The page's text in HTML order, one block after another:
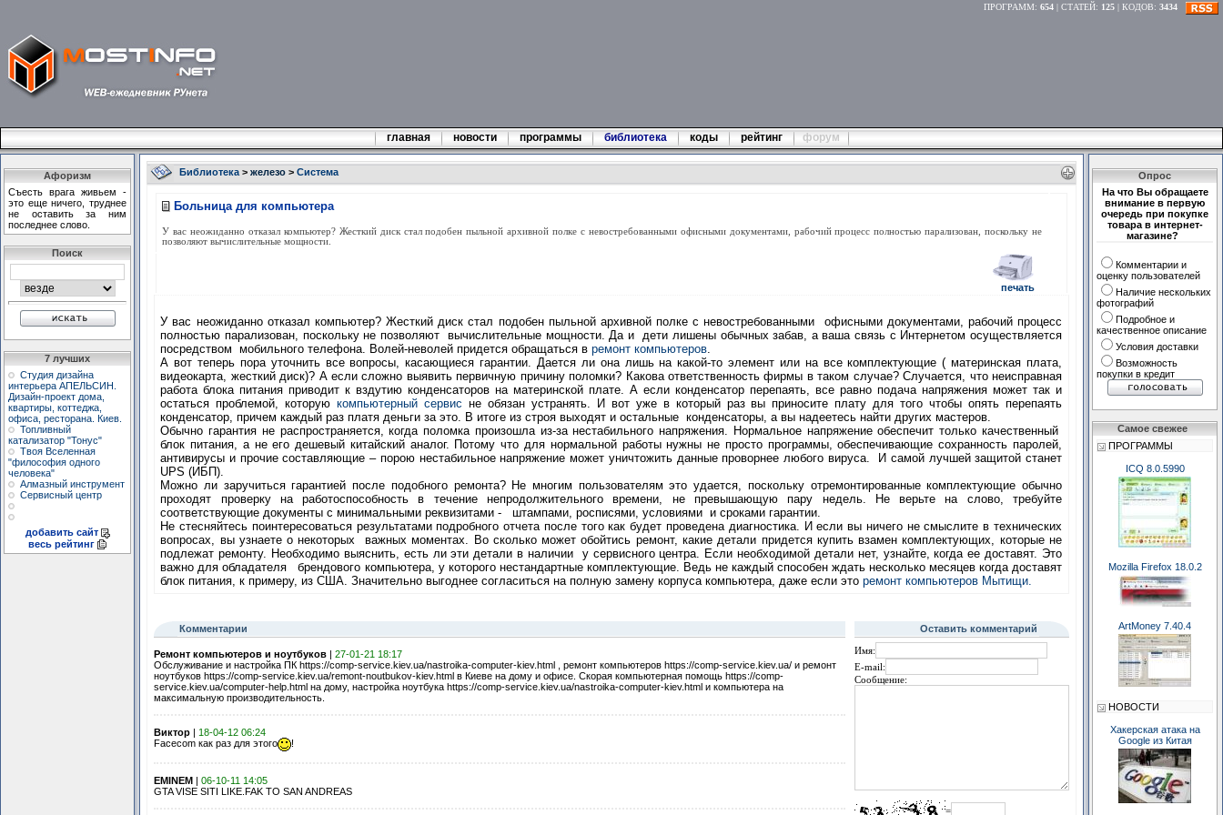
ПРОГРАММ: 654 | СТАТЕЙ: 125 | КОДОВ: 3434
главная новости программы библиотека коды рейтинг форум
Афоризм
Съесть врага живьем -
это еще ничего, труднее
не оставить за ним
последнее слово.
Поиск
7 лучших
Студия дизайна
интерьера АПЕЛЬСИН.
Дизайн-проект дома,
квартиры, коттеджа,
офиса, ресторана. Киев.
Топливный
катализатор "Тонус"
Твоя Вселенная
"философия одного
человека"
Алмазный инструмент
Сервисный центр
добавить сайт
весь рейтинг
Библиотека> железо> Система
Больница для компьютера
У вас неожиданно отказал компьютер? Жесткий диск стал подобен пыльной архивной полке с невостребованными офисными документами, рабочий процесс полностью парализован, поскольку не
позволяют вычислительные мощности.
печать
У вас неожиданно отказал компьютер? Жесткий диск стал подобен пыльной архивной полке с невостребованными офисными документами, рабочий процесс
полностью парализован, поскольку не позволяют вычислительные мощности. Да и дети лишены обычных забав, а ваша связь с Интернетом осуществляется
посредством мобильного телефона. Волей-неволей придется обращаться времонт компьютеров.
А вот теперь пора уточнить все вопросы, касающиеся гарантии. Дается ли она лишь на какой-то элемент или на все комплектующие ( материнская плата,
видеокарта, жесткий диск)? А если сложно выявить первичную причину поломки? Какова ответственность фирмы в таком случае? Случается, что неисправная
работа блока питания приводит к вздутию конденсаторов на материнской плате. А если конденсатор перепаять, все равно подача напряжения может так и
остаться проблемой, которуюкомпьютерный сервис не обязан устранять. И вот уже в который раз вы приносите плату для того чтобы опять перепаять
конденсатор, причем каждый раз платя деньги за это. В итоге из строя выходят и остальные конденсаторы, а вы надеетесь найти других мастеров.
Обычно гарантия не распространяется, когда поломка произошла из-за нестабильного напряжения. Нормальное напряжение обеспечит только качественный
блок питания, а не его дешевый китайский аналог. Потому что для нормальной работы нужны не просто программы, обеспечивающие сохранность паролей,
антивирусы и прочие составляющие – порою нестабильное напряжение может уничтожить данные проворнее любого вируса. И самой лучшей защитой станет
UPS (ИБП).
Можно ли заручиться гарантией после подобного ремонта? Не многим пользователям это удается, поскольку отремонтированные комплектующие обычно
проходят проверку на работоспособность в течение непродолжительного времени, не превышающую пару недель. Не верьте на слово, требуйте
соответствующие документы с минимальными реквизитами - штампами, росписями, условиями и сроками гарантии.
Не стесняйтесь поинтересоваться результатами подробного отчета после того как будет проведена диагностика. И если вы ничего не смыслите в технических
вопросах, вы узнаете о некоторых важных моментах. Во сколько может обойтись ремонт, какие детали придется купить взамен комплектующих, которые не
подлежат ремонту. Необходимо выяснить, есть ли эти детали в наличии у сервисного центра. Если необходимой детали нет, узнайте, когда ее доставят. Это
важно для обладателя брендового компьютера, у которого нестандартные комплектующие. Ведь не каждый способен ждать несколько месяцев когда доставят
блок питания, к примеру, из США. Значительно выгоднее согласиться на полную замену корпуса компьютера, даже если эторемонт компьютеров Мытищи.
Комментарии Оставить комментарий
Ремонт компьютеров и ноутбуков| 27-01-21 18:17
Обслуживание и настройка ПК https://comp-service.kiev.ua/nastroika-computer-kiev.html , ремонт компьютеров https://comp-service.kiev.ua/ и ремонт
ноутбуков https://comp-service.kiev.ua/remont-noutbukov-kiev.html в Киеве на дому и офисе. Скорая компьютерная помощь https://comp-
service.kiev.ua/computer-help.html на дому, настройка ноутбука https://comp-service.kiev.ua/nastroika-computer-kiev.html и компьютера на
максимальную производительность.
Виктор| 18-04-12 06:24
Facecom как раз для этого
!
EMINEM| 06-10-11 14:05
GTA VISE SITI LIKE.FAK TO SAN ANDREAS
Имя:
E-mail:
Сообщение:
=
Опрос
На что Вы обращаете
внимание в первую
очередь при покупке
товара в интернет-
магазине?
Комментарии и
оценку пользователей
Наличие нескольких
фотографий
Подробное и
качественное описание
Условия доставки
Возможность
покупки в кредит
Самое свежее
ПРОГРАММЫ
ICQ 8.0.5990
Mozilla Firefox 18.0.2
ArtMoney 7.40.4
НОВОСТИ
Хакерская атака на
Google из Китая